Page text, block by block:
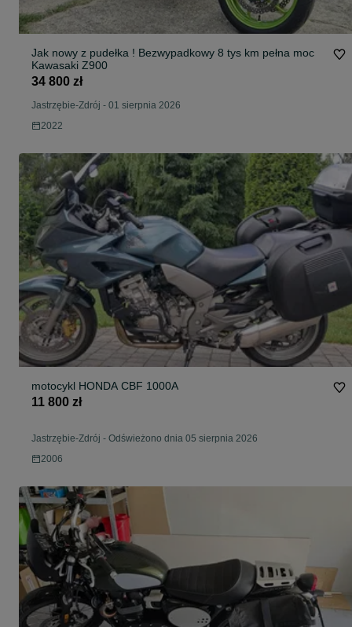
Jak nowy z pudełka ! Bezwypadkowy 8 tys km pełna moc
Kawasaki Z900
34 800 zł
Jastrzębie-Zdrój - 01 sierpnia 2026
2022
motocykl HONDA CBF 1000A
11 800 zł
Jastrzębie-Zdrój - Odświeżono dnia 05 sierpnia 2026
2006